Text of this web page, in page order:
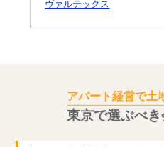
ヴァルテックス
アパート経営で土
東京で選ぶべ